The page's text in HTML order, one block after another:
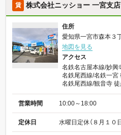
賃 株式会社ニッショー 一宮支店
住所
愛知県一宮市森本３
地図を見る
アクセス
名鉄名古屋本線/妙興
名鉄尾西線/名鉄一宮
名鉄尾西線/観音寺
営業時間 10:00～18:00
定休日 水曜日定休（８月１０